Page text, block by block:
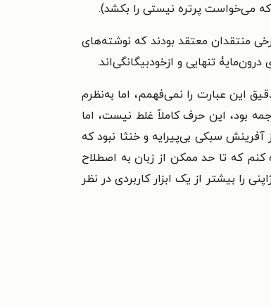
که می‌خواست پرتره نیستی را بکشد).
منتقدان معتقد بودند که نوشته‌های
تنهایی و ازخودبیگانگی‌اند.
دقیق این عبارت را نمی‌فهمم، اما به‌نظرم
بود، این حرف کاملاً غلط نیست، اما
آفرینش سبکی بی‌پیرایه و خنثا نبود که
که تا حد ممکن از زبان به اصطلاح
را بیشتر از یک ابزار کاربردی در نظر